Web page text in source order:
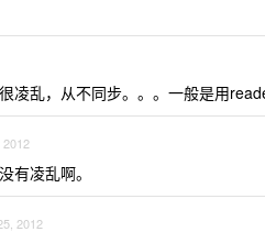
凌乱，从不同步。。。一般是用
2012
有凌乱啊。
2012